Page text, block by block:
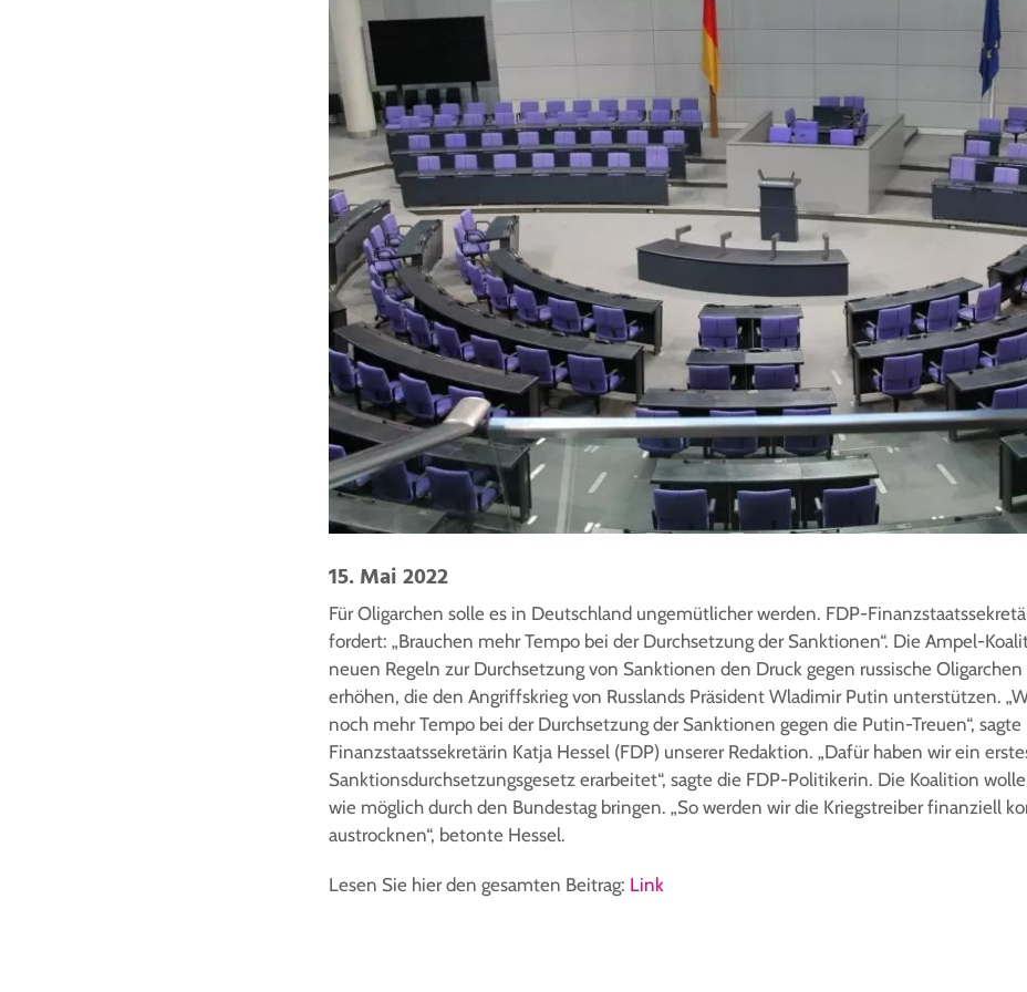
15. Mai 2022
Für Oligarchen solle es in Deutschland ungemütlicher werden. FDP-
fordert: „Brauchen mehr Tempo bei der Durchsetzung der Sanktionen“. Die Ampel-
neuen Regeln zur Durchsetzung von Sanktionen den Druck gegen russische
erhöhen, die den Angriffskrieg von Russlands Präsident Wladimir Putin unterstützen.
noch mehr Tempo bei der Durchsetzung der Sanktionen gegen die Putin-Treuen“, sagte
Finanzstaatssekretärin Katja Hessel (FDP) unserer Redaktion. „Dafür haben wir ein
Sanktionsdurchsetzungsgesetz erarbeitet“, sagte die FDP-Politikerin. Die Koalition
wie möglich durch den Bundestag bringen. „So werden wir die Kriegstreiber finanziell
austrocknen“, betonte Hessel.
Lesen Sie hier den gesamten Beitrag: Link